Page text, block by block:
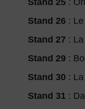
Stand 25 :
Stand 26 :
Stand 27 :
Stand 29 :
Stand 30 :
Stand 31 :